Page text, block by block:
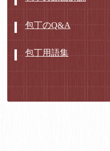
包丁のQ&A
包丁用語集